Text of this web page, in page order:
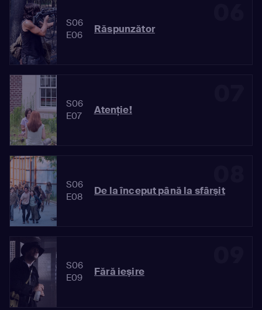
S06
E06
Răspunzător
S06
E07
Atenţie!
S06
E08
De la început până la sfârşit
S06
E09
Fără ieşire